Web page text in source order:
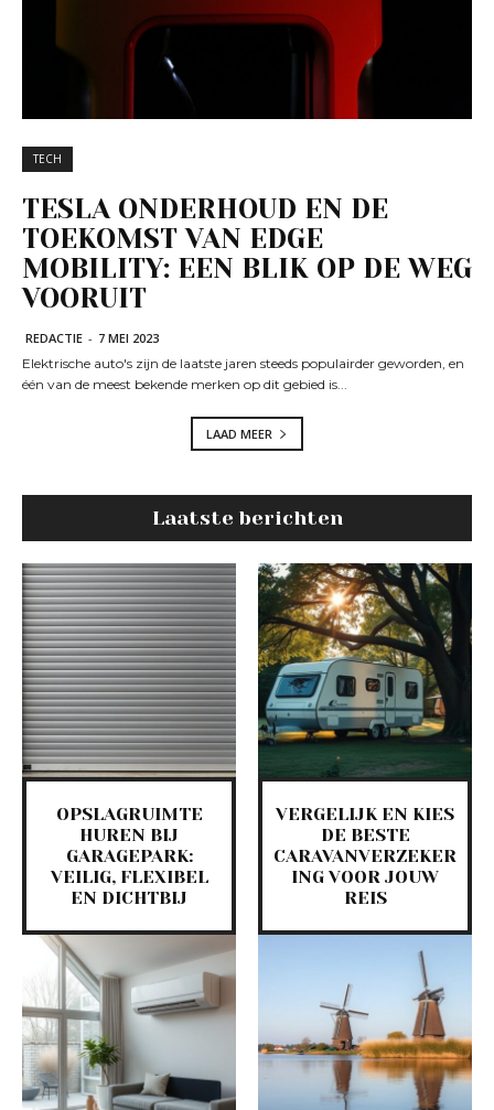
TECH
TESLA ONDERHOUD EN DE
TOEKOMST VAN EDGE
MOBILITY: EEN BLIK OP DE WEG
VOORUIT
REDACTIE - 7 MEI 2023
Elektrische auto's zijn de laatste jaren steeds populairder geworden, en
één van de meest bekende merken op dit gebied is...
LAAD MEER
Laatste berichten
OPSLAGRUIMTE
HUREN BIJ
GARAGEPARK:
VEILIG, FLEXIBEL
EN DICHTBIJ
VERGELIJK EN KIES
DE BESTE
CARAVANVERZEKER
ING VOOR JOUW
REIS